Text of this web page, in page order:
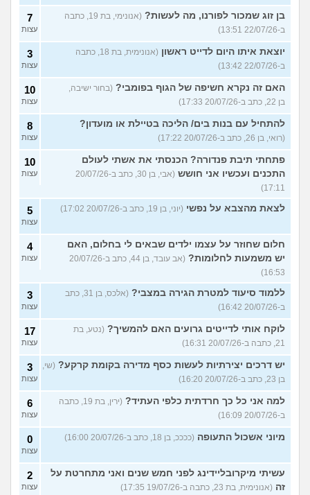
בן זוג שמכור לפורנו, מה לעשות?
(אנונימי, בת 19, כתבה
ב-22/07/26 13:51)
7
עצות
יוצאת איתו היום לדייט ראשון
(אנונימית, בת 18, כתבה
ב-22/07/26 13:42)
3
עצות
האם זה נקרא חשיפה של הגוף בפומבי? (בחור ישיבה,
בן 22, כתב ב-20/07/26 17:33)
10
עצות
להתחיל עם בנות בים/ הליכה בטיילת או מועדון?
(רואי, בן 26, כתב ב-20/07/26 17:22)
8
עצות
פתחתי תיבת פנדורה? הכנסתי את אשתי לעולם
התכנים ועכשיו אני חושש
(אבי, בן 30, כתב ב-20/07/26
17:11)
10
עצות
לצאת מהצבא על נפשי (יוני, בן 19, כתב ב-20/07/26 17:02) 5
עצות
חלום שחוזר על עצמו ילדים שבאים לי בחלום, האם
יש משמעות לחלומות?
(אב עובד, בן 44, כתב ב-20/07/26
16:53)
4
עצות
ללמוד סיעוד למטרת הגירה במצבי?
(אלכס, בן 31, כתב
ב-20/07/26 16:42)
3
עצות
לוקח אותי לדייטים גרועים האם להמשיך? (נטע, בת
21, כתבה ב-20/07/26 16:31)
17
עצות
יש דרכים יצירתיות לעשות כסף מדירה בקומת קרקע? (שי,
בן 23, כתב ב-20/07/26 16:20)
3
עצות
למה אני כל כך חרדתית כלפי העתיד?
(ירין, בת 19, כתבה
ב-20/07/26 16:09)
6
עצות
מיוני אשכול התעופה (ככככ, בן 18, כתב ב-20/07/26 16:00) 0
עצות
עשיתי מיקרובליידינג לפני חמש שנים ואני מתחרטת על
זה (אנונימית, בת 23, כתבה ב-19/07/26 17:35)
2
עצות